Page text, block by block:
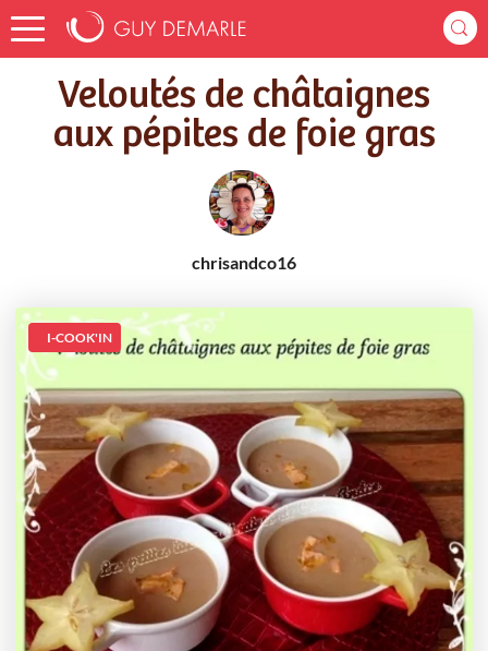
Accueil
Recettes
Veloutés de châtaignes aux pépites de foie gras
Veloutés de châtaignes
aux pépites de foie gras
chrisandco16
I-COOK'IN